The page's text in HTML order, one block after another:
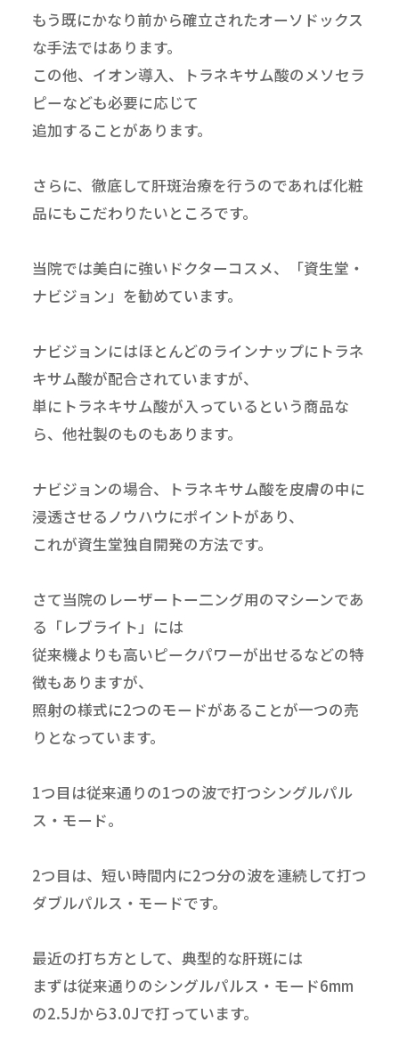
もう既にかなり前から確立されたオーソドックス
な手法ではあります。
この他、イオン導入、トラネキサム酸のメソセラ
ピーなども必要に応じて
追加することがあります。
さらに、徹底して肝斑治療を行うのであれば化粧
品にもこだわりたいところです。
当院では美白に強いドクターコスメ、「資生堂・
ナビジョン」を勧めています。
ナビジョンにはほとんどのラインナップにトラネ
キサム酸が配合されていますが、
単にトラネキサム酸が入っているという商品な
ら、他社製のものもあります。
ナビジョンの場合、トラネキサム酸を皮膚の中に
浸透させるノウハウにポイントがあり、
これが資生堂独自開発の方法です。
さて当院のレーザートー二ング用のマシーンであ
る「レブライト」には
従来機よりも高いピークパワーが出せるなどの特
徴もありますが、
照射の様式に2つのモードがあることが一つの売
りとなっています。
1つ目は従来通りの1つの波で打つシングルパル
ス・モード。
2つ目は、短い時間内に2つ分の波を連続して打つ
ダブルパルス・モードです。
最近の打ち方として、典型的な肝斑には
まずは従来通りのシングルパルス・モード6mm
の2.5Jから3.0Jで打っています。